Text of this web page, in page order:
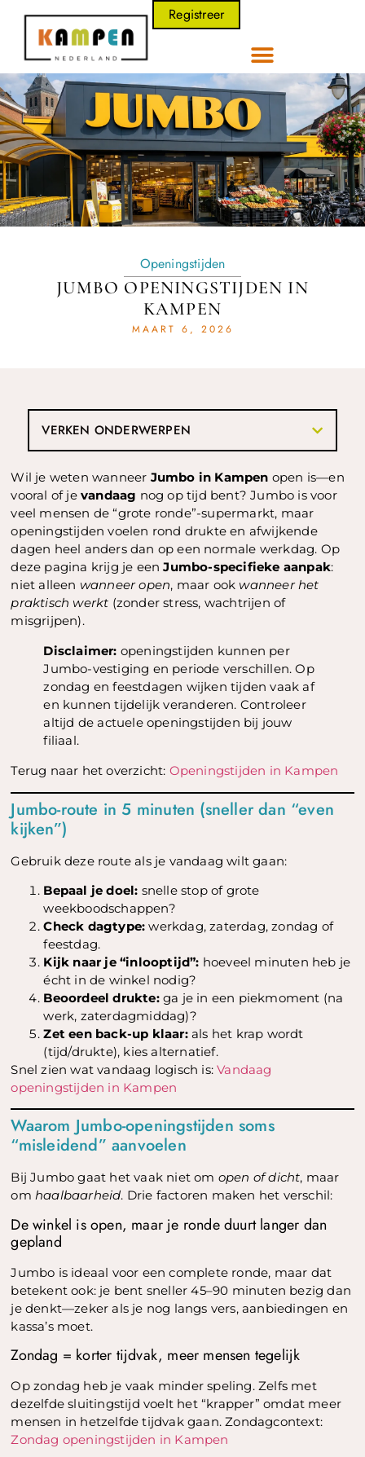
Registreer
Openingstijden
JUMBO OPENINGSTIJDEN IN
KAMPEN
MAART 6, 2026
Wil je weten wanneer Jumbo in Kampen open is—en
vooral of jevandaag nog op tijd bent? Jumbo is voor
veel mensen de “grote ronde”-supermarkt, maar
openingstijden voelen rond drukte en afwijkende
dagen heel anders dan op een normale werkdag. Op
deze pagina krijg je eenJumbo-specifieke aanpak:
niet alleen wanneer open, maar ook wanneer het
praktisch werkt (zonder stress, wachtrijen of
misgrijpen).
Disclaimer: openingstijden kunnen per
Jumbo-vestiging en periode verschillen. Op
zondag en feestdagen wijken tijden vaak af
en kunnen tijdelijk veranderen. Controleer
altijd de actuele openingstijden bij jouw
filiaal.
Terug naar het overzicht: Openingstijden in Kampen
Jumbo-route in 5 minuten (sneller dan “even
kijken”)
Gebruik deze route als je vandaag wilt gaan:
Bepaal je doel: snelle stop of grote
weekboodschappen?
Check dagtype: werkdag, zaterdag, zondag of
feestdag.
Kijk naar je “inlooptijd”: hoeveel minuten heb je
écht in de winkel nodig?
Beoordeel drukte:ga je in een piekmoment (na
werk, zaterdagmiddag)?
Zet een back-up klaar:als het krap wordt
(tijd/drukte), kies alternatief.
Snel zien wat vandaag logisch is:Vandaag
openingstijden in Kampen
Waarom Jumbo-openingstijden soms
“misleidend” aanvoelen
Bij Jumbo gaat het vaak niet om open of dicht, maar
omhaalbaarheid. Drie factoren maken het verschil:
De winkel is open, maar je ronde duurt langer dan
gepland
Jumbo is ideaal voor een complete ronde, maar dat
betekent ook: je bent sneller 45–90 minuten bezig dan
je denkt—zeker als je nog langs vers, aanbiedingen en
kassa’s moet.
Zondag = korter tijdvak, meer mensen tegelijk
Op zondag heb je vaak minder speling. Zelfs met
dezelfde sluitingstijd voelt het “krapper” omdat meer
mensen in hetzelfde tijdvak gaan. Zondagcontext:
Zondag openingstijden in Kampen
VERKEN ONDERWERPEN